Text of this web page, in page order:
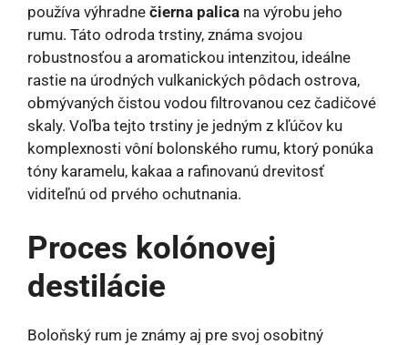
používa výhradne čierna palica na výrobu jeho
rumu. Táto odroda trstiny, známa svojou
robustnosťou a aromatickou intenzitou, ideálne
rastie na úrodných vulkanických pôdach ostrova,
obmývaných čistou vodou filtrovanou cez čadičové
skaly. Voľba tejto trstiny je jedným z kľúčov ku
komplexnosti vôní bolonského rumu, ktorý ponúka
tóny karamelu, kakaa a rafinovanú drevitosť
viditeľnú od prvého ochutnania.
Proces kolónovej
destilácie
Boloňský rum je známy aj pre svoj osobitný